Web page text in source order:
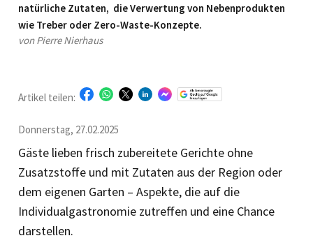
natürliche Zutaten, die Verwertung von Nebenprodukten
wie Treber oder Zero-Waste-Konzepte.
von Pierre Nierhaus
Donnerstag, 27.02.2025
Artikel teilen:
Gäste lieben frisch zubereitete Gerichte ohne
Zusatzstoffe und mit Zutaten aus der Region oder
dem eigenen Garten – Aspekte, die auf die
Individualgastronomie zutreffen und eine Chance
darstellen.